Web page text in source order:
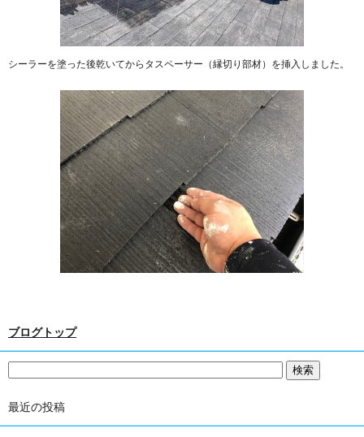
シーラーを塗った後乾いてからタスペーサー（縁切り部材）を挿入しました。
ブログトップ
最近の投稿